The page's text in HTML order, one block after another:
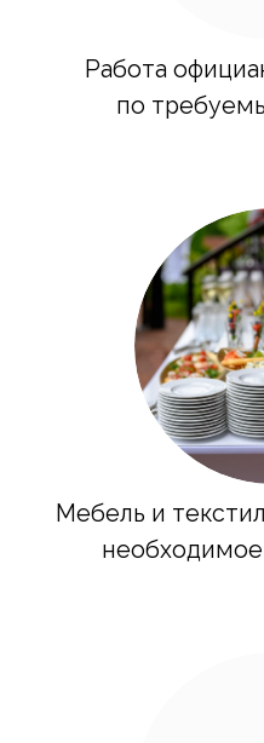
Стильный декор
и флористика